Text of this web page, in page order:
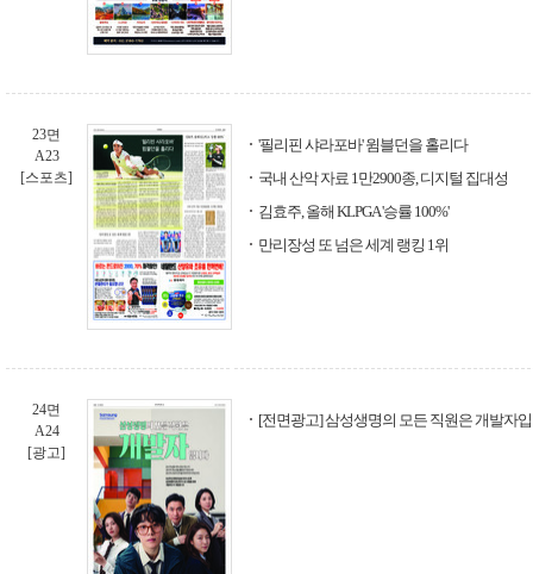
23면
A23
[스포츠]
'필리핀 샤라포바' 윔블던을 홀리다
국내 산악 자료 1만2900종, 디지털 집대성
김효주, 올해 KLPGA '승률 100%'
만리장성 또 넘은 세계 랭킹 1위
24면
A24
[광고]
[전면광고] 삼성생명의 모든 직원은 개발자